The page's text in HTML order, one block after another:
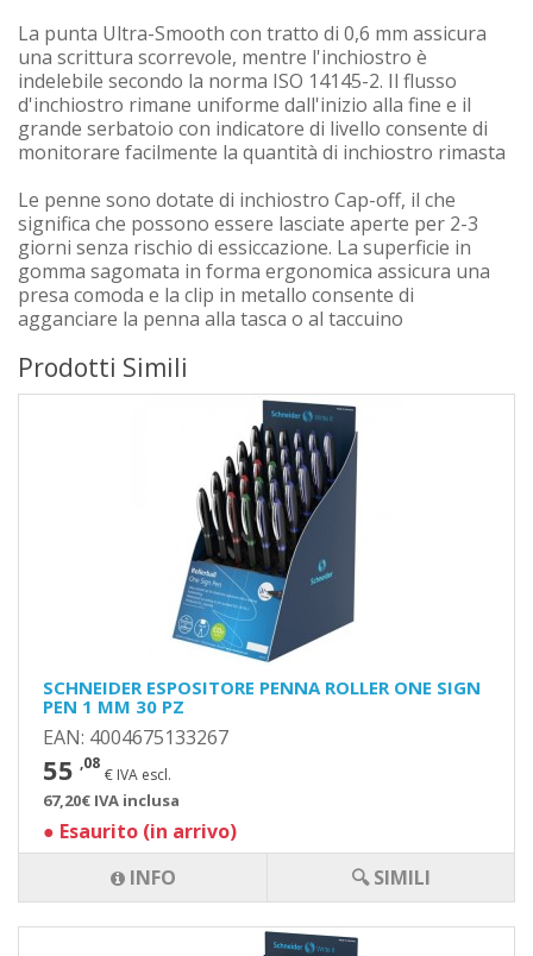
La punta Ultra-Smooth con tratto di 0,6 mm assicura
una scrittura scorrevole, mentre l'inchiostro è
indelebile secondo la norma ISO 14145-2. Il flusso
d'inchiostro rimane uniforme dall'inizio alla fine e il
grande serbatoio con indicatore di livello consente di
monitorare facilmente la quantità di inchiostro rimasta
Le penne sono dotate di inchiostro Cap-off, il che
significa che possono essere lasciate aperte per 2-3
giorni senza rischio di essiccazione. La superficie in
gomma sagomata in forma ergonomica assicura una
presa comoda e la clip in metallo consente di
agganciare la penna alla tasca o al taccuino
Prodotti Simili
SCHNEIDER ESPOSITORE PENNA ROLLER ONE SIGN
PEN 1 MM 30 PZ
EAN: 4004675133267
55 ,08
€ IVA escl.
67,20€ IVA inclusa
● Esaurito (in arrivo)
INFO
🔍 SIMILI